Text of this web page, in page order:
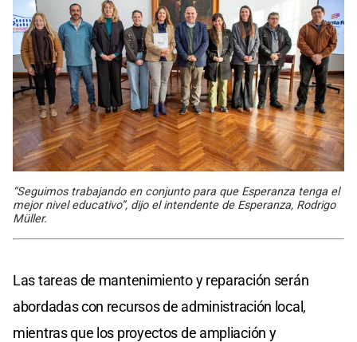
“Seguimos trabajando en conjunto para que Esperanza tenga el
mejor nivel educativo”, dijo el intendente de Esperanza, Rodrigo
Müller.
Las tareas de mantenimiento y reparación serán
abordadas con recursos de administración local,
mientras que los proyectos de ampliación y